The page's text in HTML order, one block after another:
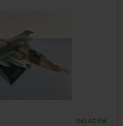
SKLADEM